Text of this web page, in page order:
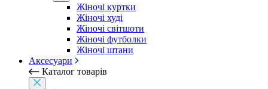
Жіночі куртки
Жіночі худі
Жіночі світшоти
Жіночі футболки
Жіночі штани
Аксесуари
Каталог товарів